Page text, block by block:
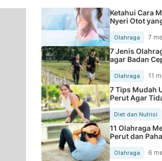
Ketahui Cara
Nyeri Otot
Dilakukan
Olahraga 7
7 Jenis
agar Badan
Olahraga 11
7 Tips Mudah
Perut Agar
Diet dan Nutrisi
11 Olahraga
Perut dan
Dilakukan di
Olahraga 6